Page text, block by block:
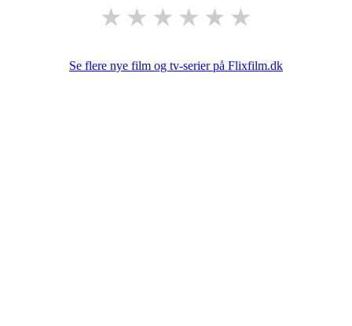
★ ★ ★ ★ ★ ★
Se flere nye film og tv-serier på Flixfilm.dk